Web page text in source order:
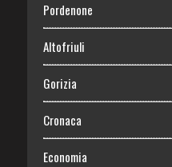
Pordenone
Altofriuli
Gorizia
Cronaca
Economia